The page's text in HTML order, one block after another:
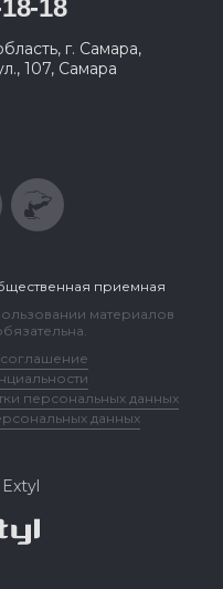
18
г. Самара,
107, Самара
приемная
материалов
персональных данных
данных